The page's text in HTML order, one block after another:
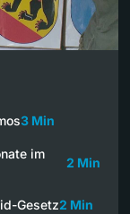
3 Min
im
2 Min
Gesetz2 Min